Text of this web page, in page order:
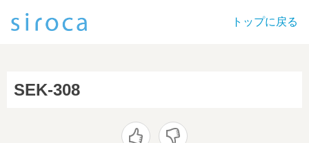
トップに戻る
SEK-308